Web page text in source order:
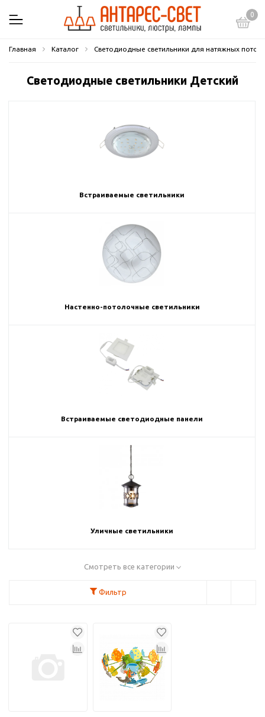
0
Главная Каталог Светодиодные светильники для натяжных
Светодиодные светильники Детский
Встраиваемые светильники
Настенно-потолочные светильники
Встраиваемые светодиодные панели
Уличные светильники
Смотреть все категории
Фильтр